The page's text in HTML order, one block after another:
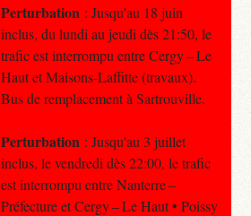
Perturbation : Jusqu'au 18 juin
inclus, du lundi au jeudi dès 21:50, le
trafic est interrompu entre Cergy – Le
Haut et Maisons-Laffitte (travaux).
Bus de remplacement à Sartrouville.
Perturbation : Jusqu'au 3 juillet
inclus, le vendredi dès 22:00, le trafic
est interrompu entre Nanterre –
Préfecture et Cergy – Le Haut • Poissy